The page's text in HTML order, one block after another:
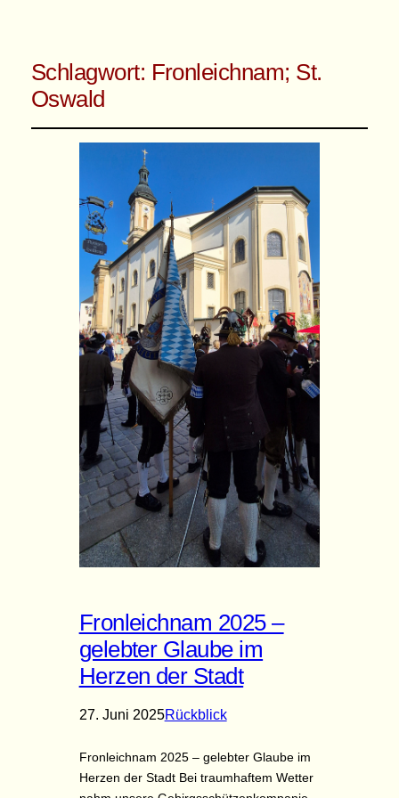
Schlagwort: Fronleichnam; St.
Oswald
Fronleichnam 2025 –
gelebter Glaube im
Herzen der Stadt
27. Juni 2025Rückblick
Fronleichnam 2025 – gelebter Glaube im
Herzen der Stadt Bei traumhaftem Wetter